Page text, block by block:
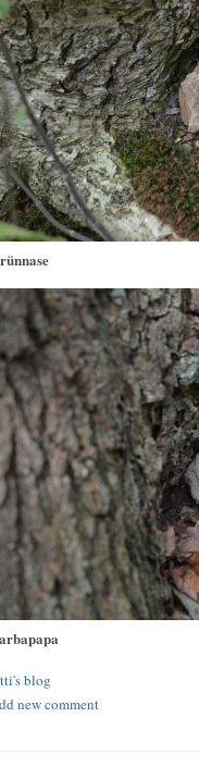
blog
new comment